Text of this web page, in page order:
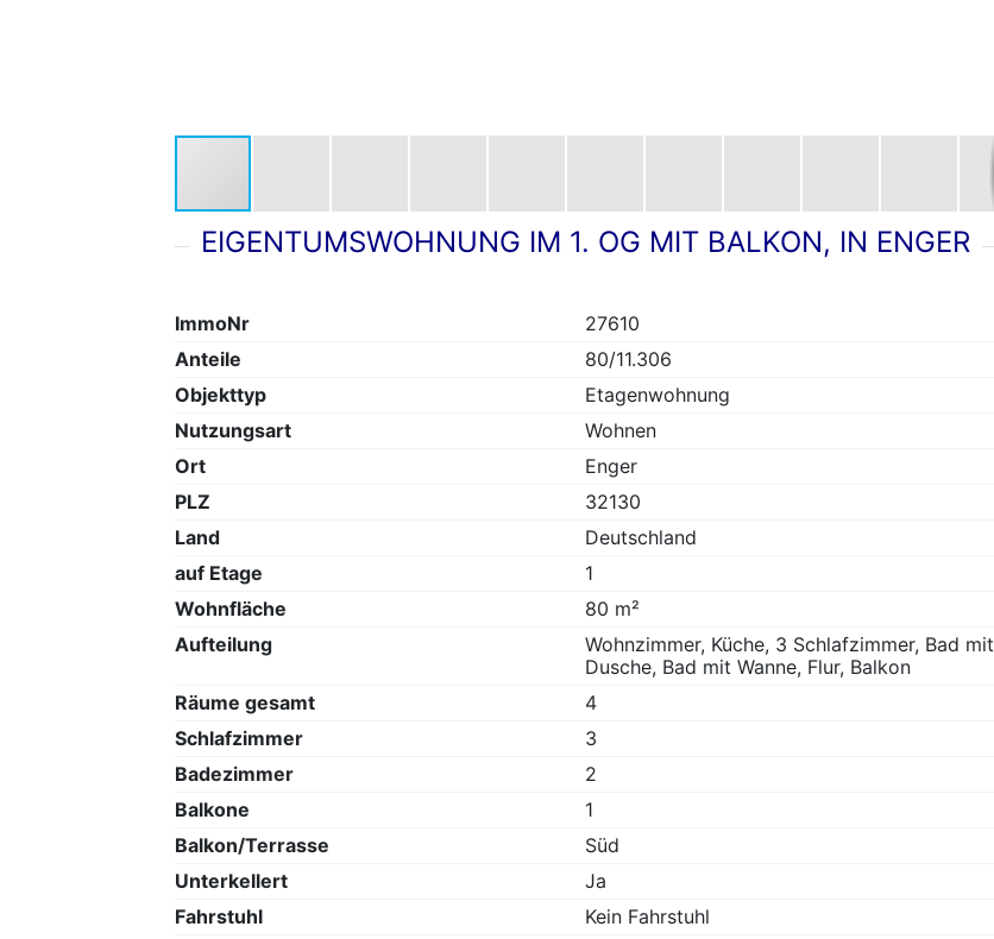
EIGENTUMSWOHNUNG IM 1. OG MIT BALKON, IN ENGER
ImmoNr
27610
Anteile
80/11.306
Objekttyp
Etagenwohnung
Nutzungsart
Wohnen
Ort
Enger
PLZ
32130
Land
Deutschland
auf Etage
1
Wohnfläche
80 m²
Aufteilung
Wohnzimmer, Küche, 3 Schlafzimmer, Bad mit
Dusche, Bad mit Wanne, Flur, Balkon
Räume gesamt
4
Schlafzimmer
3
Badezimmer
2
Balkone
1
Balkon/Terrasse
Süd
Unterkellert
Ja
Fahrstuhl
Kein Fahrstuhl